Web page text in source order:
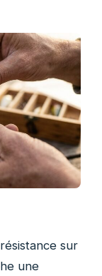
sur
une